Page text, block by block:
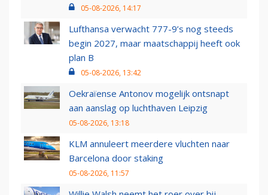
05-08-2026, 14:17
Lufthansa verwacht 777-9’s nog steeds
begin 2027, maar maatschappij heeft ook
plan B
05-08-2026, 13:42
Oekraïense Antonov mogelijk ontsnapt
aan aanslag op luchthaven Leipzig
05-08-2026, 13:18
KLM annuleert meerdere vluchten naar
Barcelona door staking
05-08-2026, 11:57